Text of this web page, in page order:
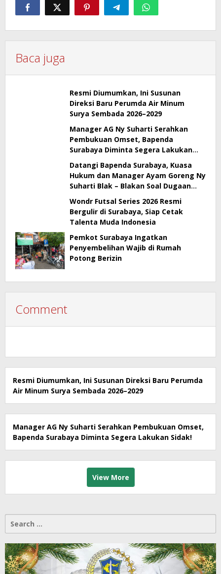
Baca juga
Resmi Diumumkan, Ini Susunan
Direksi Baru Perumda Air Minum
Surya Sembada 2026–2029
Manager AG Ny Suharti Serahkan
Pembukuan Omset, Bapenda
Surabaya Diminta Segera Lakukan
Datangi Bapenda Surabaya, Kuasa
Hukum dan Manager Ayam Goreng Ny
Suharti Blak – Blakan Soal Dugaan
Penyimpangan Pajak
Wondr Futsal Series 2026 Resmi
Bergulir di Surabaya, Siap Cetak
Talenta Muda Indonesia
Pemkot Surabaya Ingatkan
Penyembelihan Wajib di Rumah
Potong Berizin
Comment
Resmi Diumumkan, Ini Susunan Direksi Baru Perumda
Air Minum Surya Sembada 2026–2029
Manager AG Ny Suharti Serahkan Pembukuan Omset,
Bapenda Surabaya Diminta Segera Lakukan Sidak!
View More
Search